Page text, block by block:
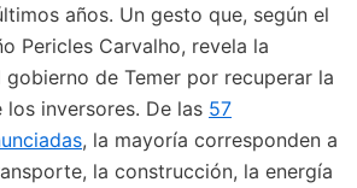
años. Un gesto que, según el
Pericles Carvalho, revela la
de Temer por recuperar la
inversores. De las 57
, la mayoría corresponden a
la construcción, la energía